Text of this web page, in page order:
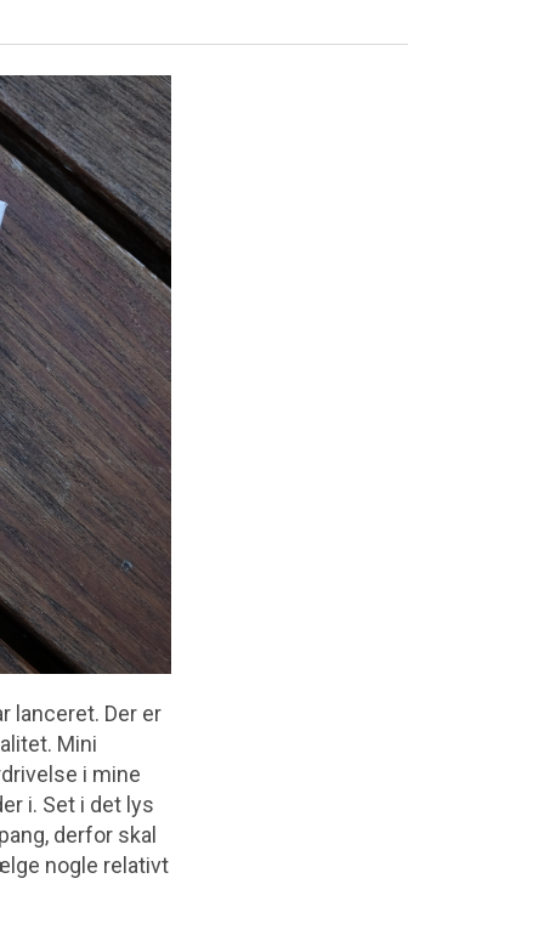
lanceret. Der er
Mini
i mine
i. Set i det lys
derfor skal
nogle relativt